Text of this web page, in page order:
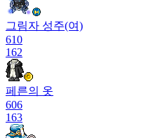
그림자 성주(여)
610
162
페른의 옷
606
163